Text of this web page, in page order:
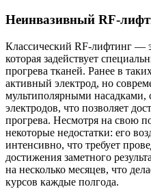
Неинвазивный RF-
Классический RF-лифтинг —
которая задействует
прогрева тканей. Ранее в
активный электрод, но
мультиполярными насадками,
электродов, что позволяет
прогрева. Несмотря на свою
некоторые недостатки: его
интенсивно, что требует
достижения заметного
на несколько месяцев, что
курсов каждые полгода.